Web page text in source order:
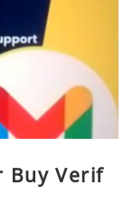
Buy Verif